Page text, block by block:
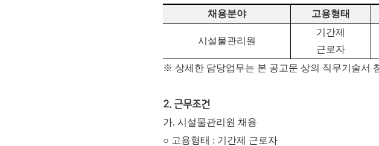
채용분야
고용형태
시설물관리원
기간제
근로자
※ 상세한 담당업무는 본 공고문 상의 직무기술서
2. 근무조건
가. 시설물관리원 채용
○ 고용형태 : 기간제 근로자